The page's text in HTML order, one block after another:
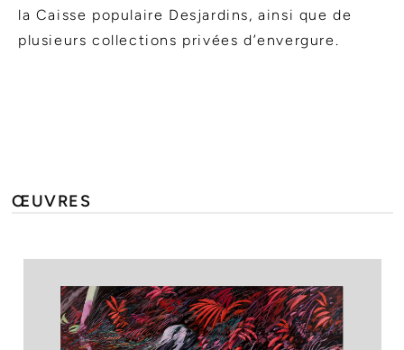
la Caisse populaire Desjardins, ainsi que de
plusieurs collections privées d’envergure.
ŒUVRES